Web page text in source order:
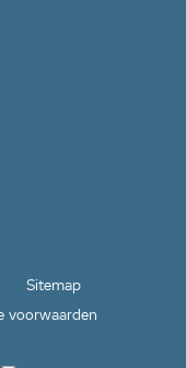
Sitemap
voorwaarden